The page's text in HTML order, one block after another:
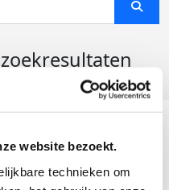
website bezoekt.
technieken om